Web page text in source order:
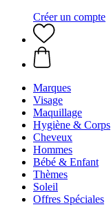
Créer un compte
Marques
Visage
Maquillage
Hygiène & Corps
Cheveux
Hommes
Bébé & Enfant
Thèmes
Soleil
Offres Spéciales